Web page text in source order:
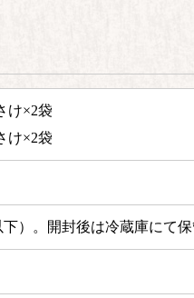
け×2袋
け×2袋
）。 開封後は冷蔵庫にて